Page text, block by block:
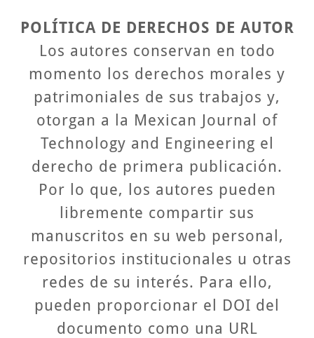
POLÍTICA DE DERECHOS DE AUTOR
Los autores conservan en todo
momento los derechos morales y
patrimoniales de sus trabajos y,
otorgan a la Mexican Journal of
Technology and Engineering el
derecho de primera publicación.
Por lo que, los autores pueden
libremente compartir sus
manuscritos en su web personal,
repositorios institucionales u otras
redes de su interés. Para ello,
pueden proporcionar el DOI del
documento como una URL